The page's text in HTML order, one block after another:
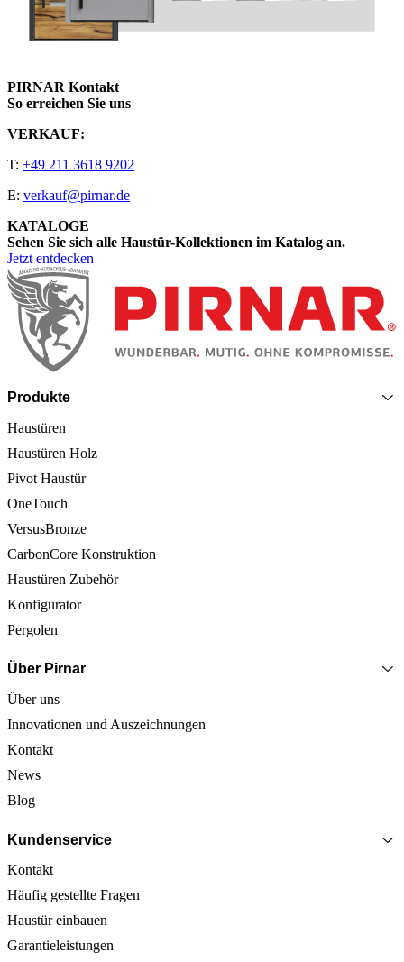
PIRNAR Kontakt
So erreichen Sie uns
VERKAUF:
T: +49 211 3618 9202
E: verkauf@pirnar.de
KATALOGE
Sehen Sie sich alle Haustür-Kollektionen im Katalog an.
Jetzt entdecken
Seitenfooter
Produkte
Haustüren
Haustüren Holz
Pivot Haustür
OneTouch
VersusBronze
CarbonCore Konstruktion
Haustüren Zubehör
Konfigurator
Pergolen
Über Pirnar
Über uns
Innovationen und Auszeichnungen
Kontakt
News
Blog
Kundenservice
Kontakt
Häufig gestellte Fragen
Haustür einbauen
Garantieleistungen